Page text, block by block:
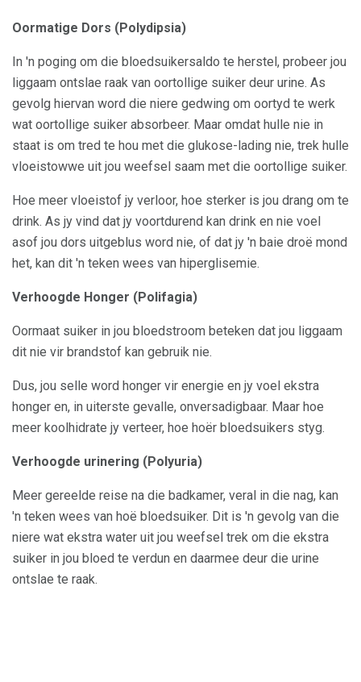
Oormatige Dors (Polydipsia)
In 'n poging om die bloedsuikersaldo te herstel, probeer jou
liggaam ontslae raak van oortollige suiker deur urine. As
gevolg hiervan word die niere gedwing om oortyd te werk
wat oortollige suiker absorbeer. Maar omdat hulle nie in
staat is om tred te hou met die glukose-lading nie, trek hulle
vloeistowwe uit jou weefsel saam met die oortollige suiker.
Hoe meer vloeistof jy verloor, hoe sterker is jou drang om te
drink. As jy vind dat jy voortdurend kan drink en nie voel
asof jou dors uitgeblus word nie, of dat jy 'n baie droë mond
het, kan dit 'n teken wees van hiperglisemie.
Verhoogde Honger (Polifagia)
Oormaat suiker in jou bloedstroom beteken dat jou liggaam
dit nie vir brandstof kan gebruik nie.
Dus, jou selle word honger vir energie en jy voel ekstra
honger en, in uiterste gevalle, onversadigbaar. Maar hoe
meer koolhidrate jy verteer, hoe hoër bloedsuikers styg.
Verhoogde urinering (Polyuria)
Meer gereelde reise na die badkamer, veral in die nag, kan
'n teken wees van hoë bloedsuiker. Dit is 'n gevolg van die
niere wat ekstra water uit jou weefsel trek om die ekstra
suiker in jou bloed te verdun en daarmee deur die urine
ontslae te raak.